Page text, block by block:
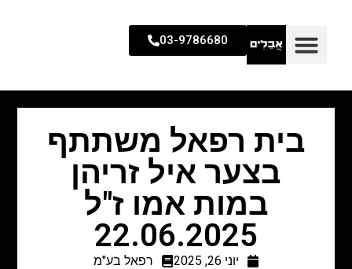
03-9786680
בית רפאל משתתף
בצער איל זריהן
במות אמו ז"ל
22.06.2025
יוני 26, 2025
רפאל בע"מ